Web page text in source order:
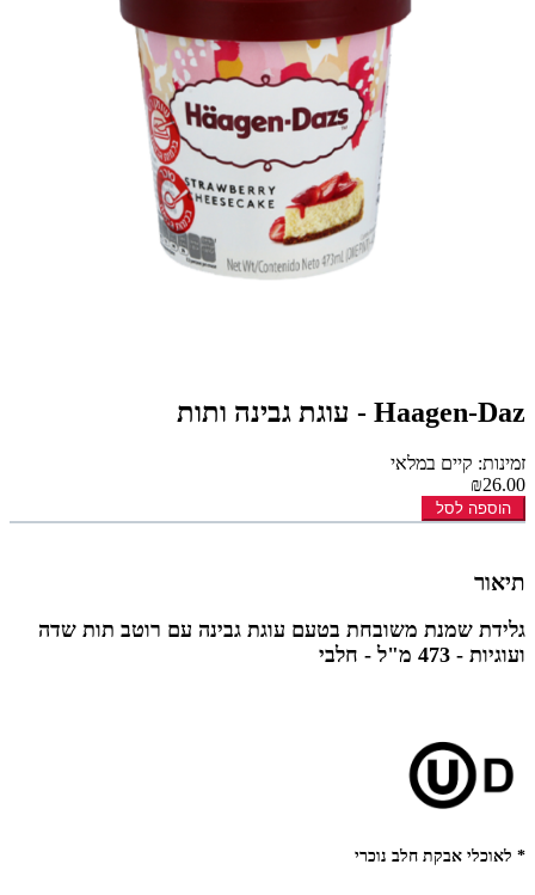
Haagen-Daz - עוגת גבינה ותות
זמינות: קיים במלאי
₪26.00
הוספה לסל
תיאור
גלידת שמנת משובחת בטעם עוגת גבינה עם רוטב תות שדה
ועוגיות - 473 מ"ל - חלבי
* לאוכלי אבקת חלב נוכרי